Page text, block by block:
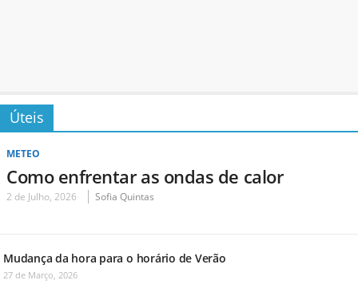
Úteis
METEO
Como enfrentar as ondas de calor
2 de Julho, 2026 Sofia Quintas
Mudança da hora para o horário de Verão
27 de Março, 2026